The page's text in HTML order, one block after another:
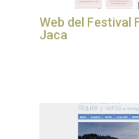
Web del Festival
Jaca